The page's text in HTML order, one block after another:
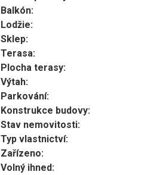
Balkón:
Lodžie:
Sklep:
Terasa:
Plocha terasy:
Výtah:
Parkování:
Konstrukce budovy:
Stav nemovitosti:
Typ vlastnictví:
Zařízeno:
Volný ihned: